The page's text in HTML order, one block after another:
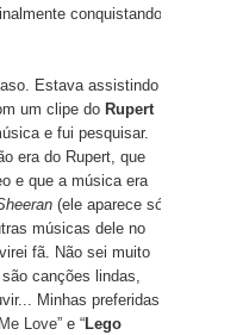
conquistando
Estava assistindo
um clipe do Rupert
e fui pesquisar.
era do Rupert, que
e que a música era
(ele aparece só
músicas dele no
fã. Não sei muito
canções lindas,
Minhas preferidas
Love” e “Lego